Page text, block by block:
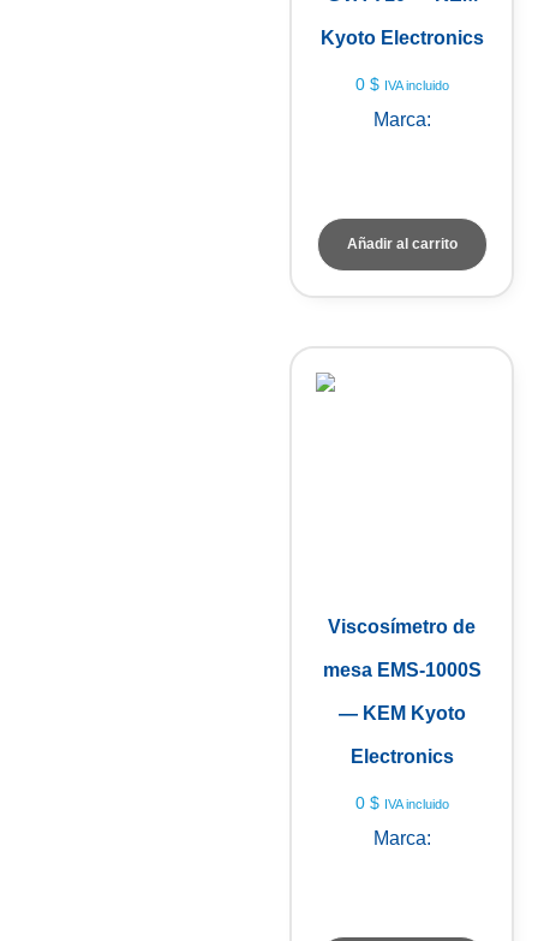
Kyoto Electronics
0 $ IVA incluido
Marca:
Añadir al carrito
Viscosímetro de
mesa EMS-1000S
— KEM Kyoto
Electronics
0 $ IVA incluido
Marca: